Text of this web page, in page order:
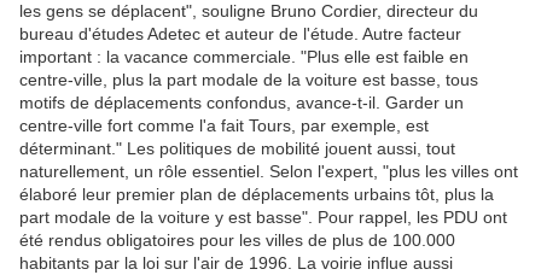
les gens se déplacent", souligne Bruno Cordier, directeur du
bureau d'études Adetec et auteur de l'étude. Autre facteur
important : la vacance commerciale. "Plus elle est faible en
centre-ville, plus la part modale de la voiture est basse, tous
motifs de déplacements confondus, avance-t-il. Garder un
centre-ville fort comme l'a fait Tours, par exemple, est
déterminant." Les politiques de mobilité jouent aussi, tout
naturellement, un rôle essentiel. Selon l'expert, "plus les villes ont
élaboré leur premier plan de déplacements urbains tôt, plus la
part modale de la voiture y est basse". Pour rappel, les PDU ont
été rendus obligatoires pour les villes de plus de 100.000
habitants par la loi sur l'air de 1996. La voirie influe aussi